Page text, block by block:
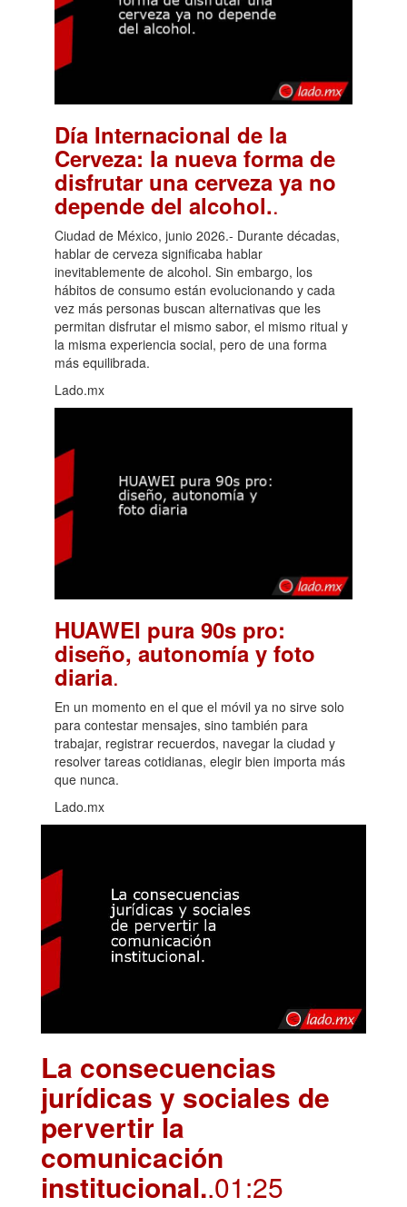
Día Internacional de la
Cerveza: la nueva forma de
disfrutar una cerveza ya no
depende del alcohol..
Ciudad de México, junio 2026.- Durante décadas,
hablar de cerveza significaba hablar
inevitablemente de alcohol. Sin embargo, los
hábitos de consumo están evolucionando y cada
vez más personas buscan alternativas que les
permitan disfrutar el mismo sabor, el mismo ritual y
la misma experiencia social, pero de una forma
más equilibrada.
Lado.mx
HUAWEI pura 90s pro:
diseño, autonomía y foto
diaria.
En un momento en el que el móvil ya no sirve solo
para contestar mensajes, sino también para
trabajar, registrar recuerdos, navegar la ciudad y
resolver tareas cotidianas, elegir bien importa más
que nunca.
Lado.mx
La consecuencias
jurídicas y sociales de
pervertir la
comunicación
institucional..01:25